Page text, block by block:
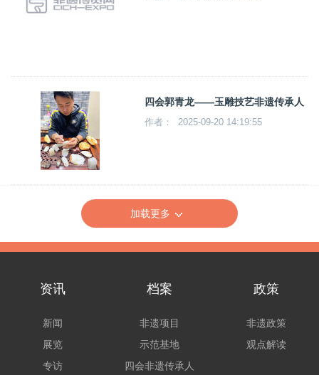
四会郭青龙——玉雕技艺非遗传承人
作者： 2025-09-20 14:19:55
加载更多
资讯
新闻
展览
专访
档案
非遗项目
示范基地
四会非遗传承人
政策
非遗政策
观点解读